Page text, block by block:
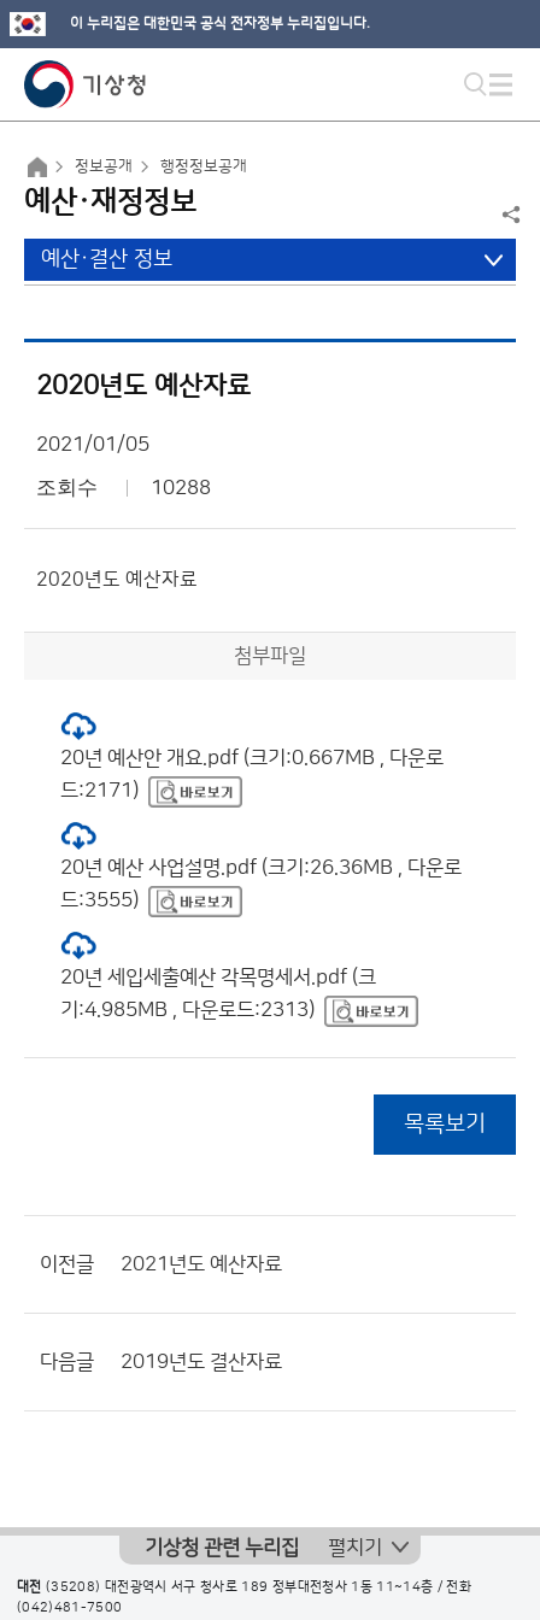
이 누리집은 대한민국 공식 전자정부 누리집입니다.
정보공개 행정정보공개
예산·재정정보
예산·결산 정보
2020년도 예산자료
2021/01/05
조회수 10288
2020년도 예산자료
첨부파일
20년 예산안 개요.pdf (크기:0.667MB , 다운로
드:2171)
20년 예산 사업설명.pdf (크기:26.36MB , 다운로
드:3555)
20년 세입세출예산 각목명세서.pdf (크
기:4.985MB , 다운로드:2313)
목록보기
이전글 2021년도 예산자료
다음글 2019년도 결산자료
기상청 관련 누리집 펼치기
대전 (35208) 대전광역시 서구 청사로 189 정부대전청사 1동 11~14층 / 전화
(042)481-7500